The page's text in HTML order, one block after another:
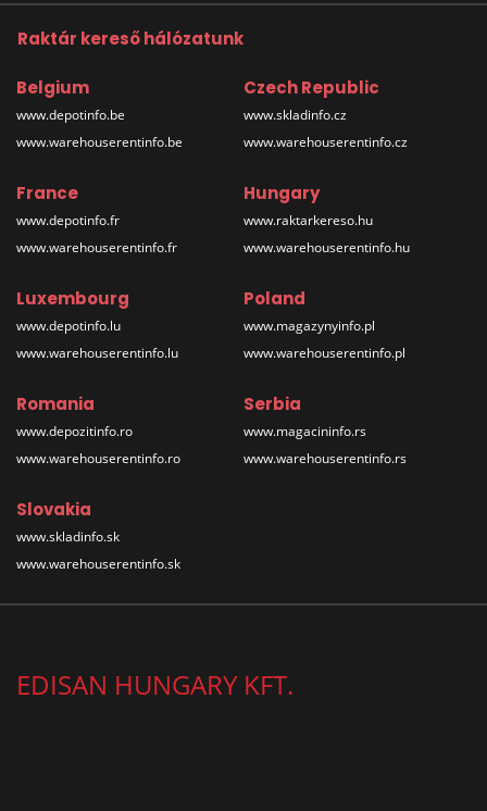
Raktár kereső hálózatunk
Belgium
www.depotinfo.be
www.warehouserentinfo.be
Czech Republic
www.skladinfo.cz
www.warehouserentinfo.cz
France
www.depotinfo.fr
www.warehouserentinfo.fr
Hungary
www.raktarkereso.hu
www.warehouserentinfo.hu
Luxembourg
www.depotinfo.lu
www.warehouserentinfo.lu
Poland
www.magazynyinfo.pl
www.warehouserentinfo.pl
Romania
www.depozitinfo.ro
www.warehouserentinfo.ro
Serbia
www.magacininfo.rs
www.warehouserentinfo.rs
Slovakia
www.skladinfo.sk
www.warehouserentinfo.sk
EDISAN HUNGARY KFT.